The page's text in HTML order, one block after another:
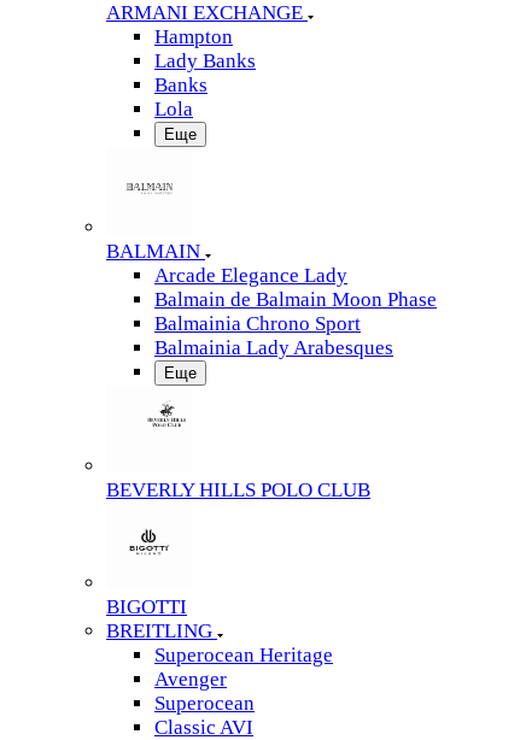
ARMANI EXCHANGE
Hampton
Lady Banks
Banks
Lola
Еще
BALMAIN
Arcade Elegance Lady
Balmain de Balmain Moon Phase
Balmainia Chrono Sport
Balmainia Lady Arabesques
Еще
BEVERLY HILLS POLO CLUB
BIGOTTI
BREITLING
Superocean Heritage
Avenger
Superocean
Classic AVI